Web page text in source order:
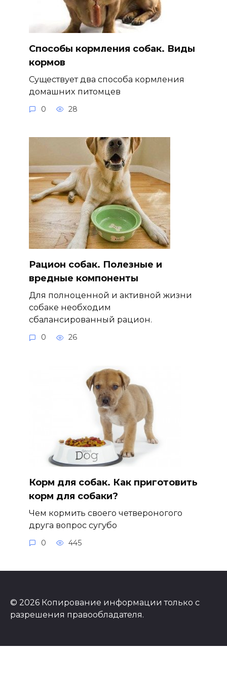
Способы кормления собак. Виды
кормов
Существует два способа кормления
домашних питомцев
0 28
Рацион собак. Полезные и
вредные компоненты
Для полноценной и активной жизни
собаке необходим
сбалансированный рацион.
0 26
Корм для собак. Как приготовить
корм для собаки?
Чем кормить своего четвероногого
друга вопрос сугубо
0 445
© 2026 Копирование информации только с
разрешения правообладателя.